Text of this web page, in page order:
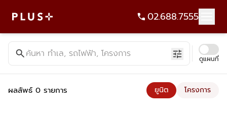
02.688.7555
ค้นหาคอนโด บ้าน ที่ดิน อาคารสำนักงาน ทั้งขายและเช่า - Plus
searchค้นหา ทำเล, รถไฟฟ้า, โครงการ tune ดูแผนที่
ผลลัพธ์ 0 รายการ ยูนิต โครงการ